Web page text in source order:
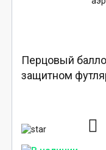
Перцовый
защитном